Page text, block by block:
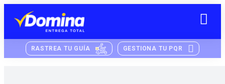
RASTREA TU GUÍA GESTIONA TU PQR